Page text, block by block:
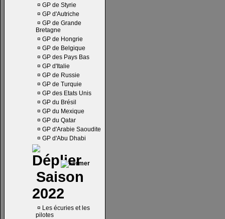
¤ GP de Styrie
¤ GP d'Autriche
¤ GP de Grande
Bretagne
¤ GP de Hongrie
¤ GP de Belgique
¤ GP des Pays Bas
¤ GP d'Italie
¤ GP de Russie
¤ GP de Turquie
¤ GP des Etats Unis
¤ GP du Brésil
¤ GP du Mexique
¤ GP du Qatar
¤ GP d'Arabie Saoudite
¤ GP d'Abu Dhabi
Saison
2022
¤ Les écuries et les
pilotes